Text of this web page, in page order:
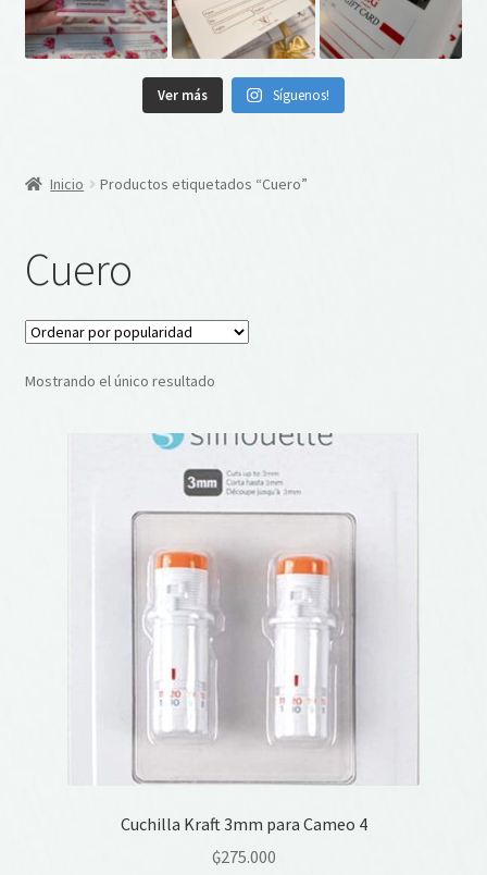
Ver más Síguenos!
Inicio Productos etiquetados “Cuero”
Cuero
Mostrando el único resultado
Cuchilla Kraft 3mm para Cameo 4
₲275.000